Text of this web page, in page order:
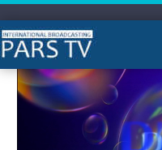
Video
Player